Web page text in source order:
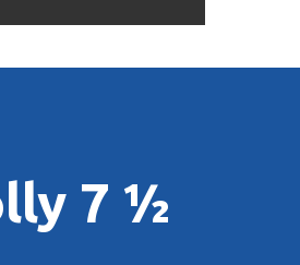
7 ½